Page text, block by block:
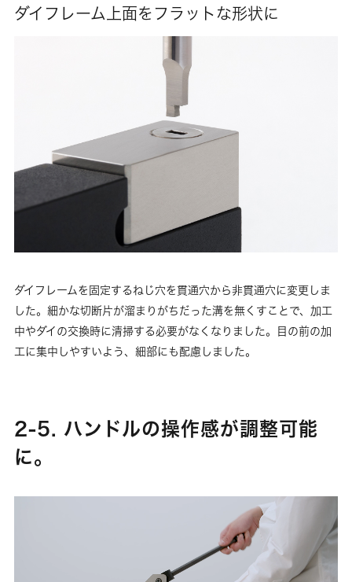
ダイフレーム上面をフラットな形状に
ダイフレームを固定するねじ穴を貫通穴から非貫通穴に変更しま
した。細かな切断片が溜まりがちだった溝を無くすことで、加工
中やダイの交換時に清掃する必要がなくなりました。目の前の加
工に集中しやすいよう、細部にも配慮しました。
2-5. ハンドルの操作感が調整可能
に。